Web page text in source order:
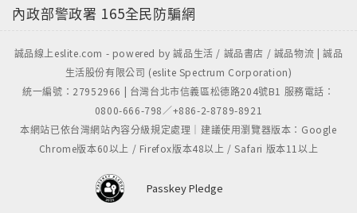
發毛的一篇，這樣的小說，惟有恰克‧帕拉尼克才能想得
內政部警政署 165全民防騙網
誠品線上eslite.com - powered by 誠品生活 / 誠品書店 / 誠品物流 | 誠品
生活股份有限公司 (eslite Spectrum Corporation)
統一編號：27952966 | 台灣台北市信義區松德路204號B1 服務電話：
0800-666-798／+886-2-8789-8921
本網站已依台灣網站內容分級規定處理｜建議使用瀏覽器版本：Google
Chrome版本60以上 / Firefox版本48以上 / Safari 版本11以上
Passkey Pledge